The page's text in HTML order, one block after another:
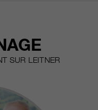
SUR LEITNER